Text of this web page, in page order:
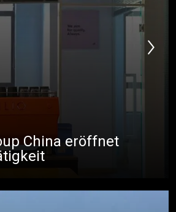
China eröffnet